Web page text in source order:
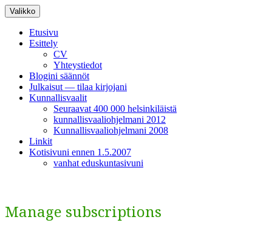
Siirry
sisältöön
Valikko
Etusivu
Esittely
CV
Yhteystiedot
Blogini säännöt
Julkaisut — tilaa kirjojani
Kunnallisvaalit
Seuraavat 400 000 helsinkiläistä
kunnallisvaaliohjelmani 2012
Kunnallisvaaliohjelmani 2008
Linkit
Kotisivuni ennen 1.5.2007
vanhat eduskuntasivuni
Manage subscriptions